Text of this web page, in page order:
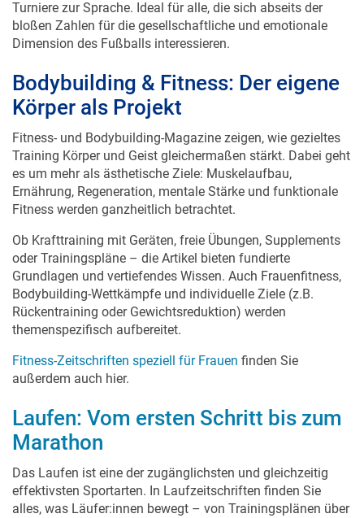
Turniere zur Sprache. Ideal für alle, die sich abseits der
bloßen Zahlen für die gesellschaftliche und emotionale
Dimension des Fußballs interessieren.
Bodybuilding & Fitness: Der eigene
Körper als Projekt
Fitness- und Bodybuilding-Magazine zeigen, wie gezieltes
Training Körper und Geist gleichermaßen stärkt. Dabei geht
es um mehr als ästhetische Ziele: Muskelaufbau,
Ernährung, Regeneration, mentale Stärke und funktionale
Fitness werden ganzheitlich betrachtet.
Ob Krafttraining mit Geräten, freie Übungen, Supplements
oder Trainingspläne – die Artikel bieten fundierte
Grundlagen und vertiefendes Wissen. Auch Frauenfitness,
Bodybuilding-Wettkämpfe und individuelle Ziele (z.B.
Rückentraining oder Gewichtsreduktion) werden
themenspezifisch aufbereitet.
Fitness-Zeitschriften speziell für Frauen finden Sie
außerdem auch hier.
Laufen: Vom ersten Schritt bis zum
Marathon
Das Laufen ist eine der zugänglichsten und gleichzeitig
effektivsten Sportarten. In Laufzeitschriften finden Sie
alles, was Läufer:innen bewegt – von Trainingsplänen über